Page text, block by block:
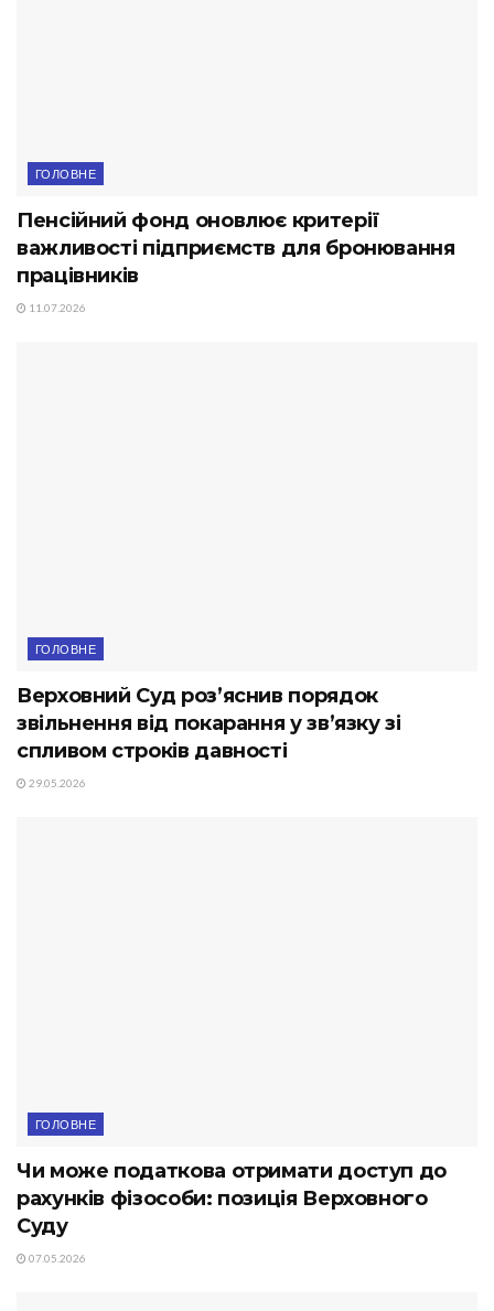
ГОЛОВНЕ
Пенсійний фонд оновлює критерії
важливості підприємств для бронювання
працівників
11.07.2026
ГОЛОВНЕ
Верховний Суд роз’яснив порядок
звільнення від покарання у зв’язку зі
спливом строків давності
29.05.2026
ГОЛОВНЕ
Чи може податкова отримати доступ до
рахунків фізособи: позиція Верховного
Суду
07.05.2026